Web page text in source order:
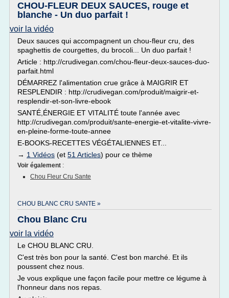
CHOU-FLEUR DEUX SAUCES, rouge et
blanche - Un duo parfait !
voir la vidéo
Deux sauces qui accompagnent un chou-fleur cru, des
spaghettis de courgettes, du brocoli... Un duo parfait !
Article : http://crudivegan.com/chou-fleur-deux-sauces-duo-
parfait.html
DÉMARREZ l'alimentation crue grâce à MAIGRIR ET
RESPLENDIR : http://crudivegan.com/produit/maigrir-et-
resplendir-et-son-livre-ebook
SANTÉ,ÉNERGIE ET VITALITÉ toute l'année avec
http://crudivegan.com/produit/sante-energie-et-vitalite-vivre-
en-pleine-forme-toute-annee
E-BOOKS-RECETTES VÉGÉTALIENNES ET...
→ 1 Vidéos (et 51 Articles) pour ce thème
Voir également :
Chou Fleur Cru Sante
CHOU BLANC CRU SANTE »
Chou Blanc Cru
voir la vidéo
Le CHOU BLANC CRU.
C'est très bon pour la santé. C'est bon marché. Et ils
poussent chez nous.
Je vous explique une façon facile pour mettre ce légume à
l'honneur dans nos repas.